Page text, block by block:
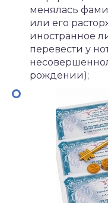
менялась
или его
иностранное
перевести у
рождении);